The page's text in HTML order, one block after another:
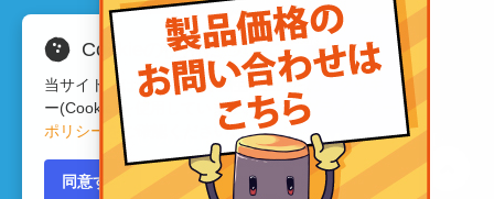
Copyright © 2020 HOKUYO AUTOMATIC CO.LTD
All Rights Reserved.
Cookieの使用について
当サイトではサイトの利便性向上のため、クッキ
ー(Cookie)を使用しています。詳細はプライバシー
ポリシー
をご確認ください。
同意する